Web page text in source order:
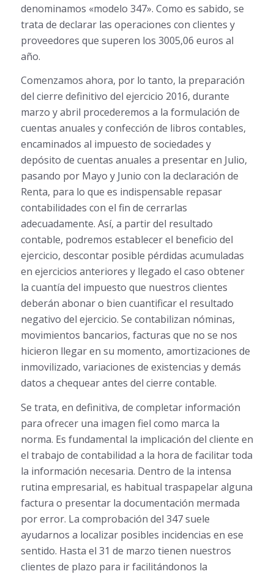
denominamos «modelo 347». Como es sabido, se
trata de declarar las operaciones con clientes y
proveedores que superen los 3005,06 euros al
año.
Comenzamos ahora, por lo tanto, la preparación
del cierre definitivo del ejercicio 2016, durante
marzo y abril procederemos a la formulación de
cuentas anuales y confección de libros contables,
encaminados al impuesto de sociedades y
depósito de cuentas anuales a presentar en Julio,
pasando por Mayo y Junio con la declaración de
Renta, para lo que es indispensable repasar
contabilidades con el fin de cerrarlas
adecuadamente. Así, a partir del resultado
contable, podremos establecer el beneficio del
ejercicio, descontar posible pérdidas acumuladas
en ejercicios anteriores y llegado el caso obtener
la cuantía del impuesto que nuestros clientes
deberán abonar o bien cuantificar el resultado
negativo del ejercicio. Se contabilizan nóminas,
movimientos bancarios, facturas que no se nos
hicieron llegar en su momento, amortizaciones de
inmovilizado, variaciones de existencias y demás
datos a chequear antes del cierre contable.
Se trata, en definitiva, de completar información
para ofrecer una imagen fiel como marca la
norma. Es fundamental la implicación del cliente en
el trabajo de contabilidad a la hora de facilitar toda
la información necesaria. Dentro de la intensa
rutina empresarial, es habitual traspapelar alguna
factura o presentar la documentación mermada
por error. La comprobación del 347 suele
ayudarnos a localizar posibles incidencias en ese
sentido. Hasta el 31 de marzo tienen nuestros
clientes de plazo para ir facilitándonos la